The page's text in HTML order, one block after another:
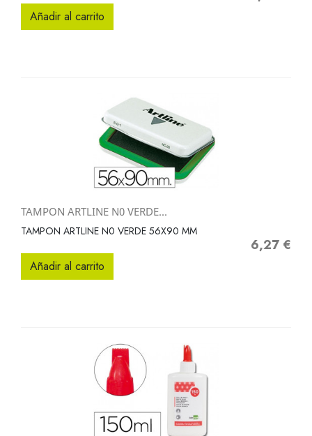
Añadir al carrito
TAMPON ARTLINE N0 VERDE...
TAMPON ARTLINE N0 VERDE 56X90 MM
Precio
6,27 €
Añadir al carrito